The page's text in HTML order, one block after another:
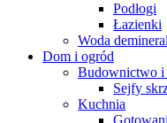
Podłogi
Łazienki
Woda
Dom i ogród
Budownictwo i
Sejfy
Kuchnia